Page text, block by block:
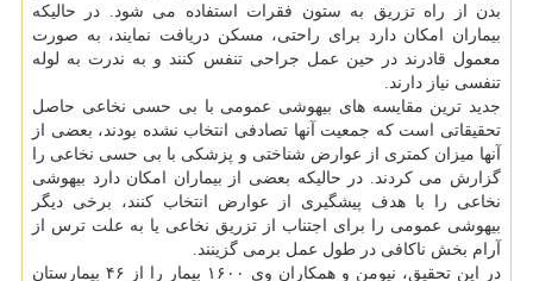
بدن از راه تزریق به ستون فقرات استفاده می شود. در حالیکه
بیماران امکان دارد برای راحتی، مسکن دریافت نمایند، به صورت
معمول قادرند در حین عمل جراحی تنفس کنند و به ندرت به لوله
تنفسی نیاز دارند.
جدید ترین مقایسه های بیهوشی عمومی با بی حسی نخاعی حاصل
تحقیقاتی است که جمعیت آنها تصادفی انتخاب نشده بودند، بعضی از
آنها میزان کمتری از عوارض شناختی و پزشکی با بی حسی نخاعی را
گزارش می کردند. در حالیکه بعضی از بیماران امکان دارد بیهوشی
نخاعی را با هدف پیشگیری از عوارض انتخاب کنند، برخی دیگر
بیهوشی عمومی را برای اجتناب از تزریق نخاعی یا به علت ترس از
آرام بخش ناکافی در طول عمل برمی گزینند.
در این تحقیق، نیومن و همکاران وی ۱۶۰۰ بیمار را از ۴۶ بیمارستان